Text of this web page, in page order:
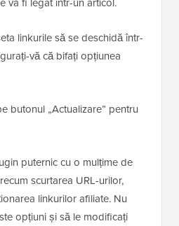
linkurile să se deschidă într-
vă că bifați opțiunea
butonul „Actualizare” pentru
puternic cu o mulțime de
scurtarea URL-urilor,
linkurilor afiliate. Nu
opțiuni și să le modificați